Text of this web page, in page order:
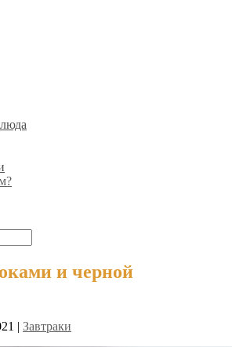
и черной
| Завтраки